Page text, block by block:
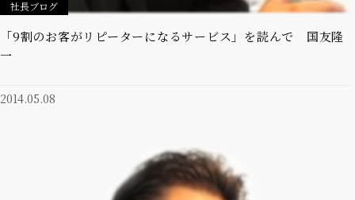
社長ブログ
「9割のお客がリピーターになるサービス」を読んで 国友隆
一
2014.05.08